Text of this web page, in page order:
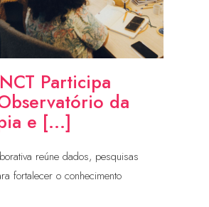
Participa
da
e [...]
reúne dados, pesquisas
fortalecer o conhecimento